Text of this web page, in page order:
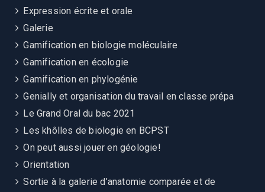
Expression écrite et orale
Galerie
Gamification en biologie moléculaire
Gamification en écologie
Gamification en phylogénie
Genially et organisation du travail en classe prépa
Le Grand Oral du bac 2021
Les khôlles de biologie en BCPST
On peut aussi jouer en géologie!
Orientation
Sortie à la galerie d’anatomie comparée et de